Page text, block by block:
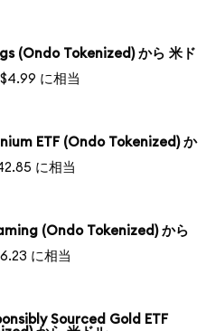
(Ondo Tokenized) から 米ド
に相当
ETF (Ondo Tokenized) か
に相当
(Ondo Tokenized) から
に相当
Sourced Gold ETF